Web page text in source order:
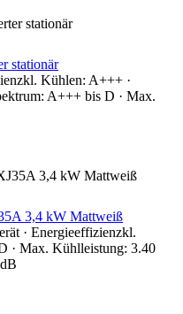
stationär
Kühlen: A+++ ·
A+++ bis D · Max.
3,4 kW Mattweiß
· Energieeffizienzkl.
· Max. Kühlleistung: 3.40